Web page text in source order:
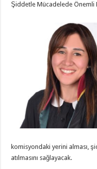
Şiddetle Mücadelede Önemli
komisyondaki yerini alması,
atılmasını sağlayacak.